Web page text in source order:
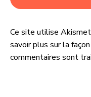
A
l
t
Ce site utilise
savoir plus sur la
commentaires sont